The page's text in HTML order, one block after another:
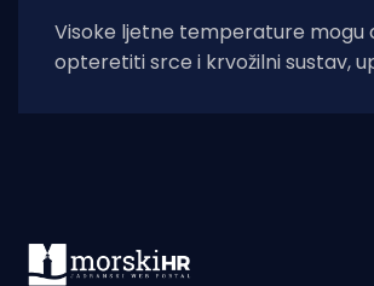
Visoke ljetne temperature mogu
opteretiti srce i krvožilni sustav,